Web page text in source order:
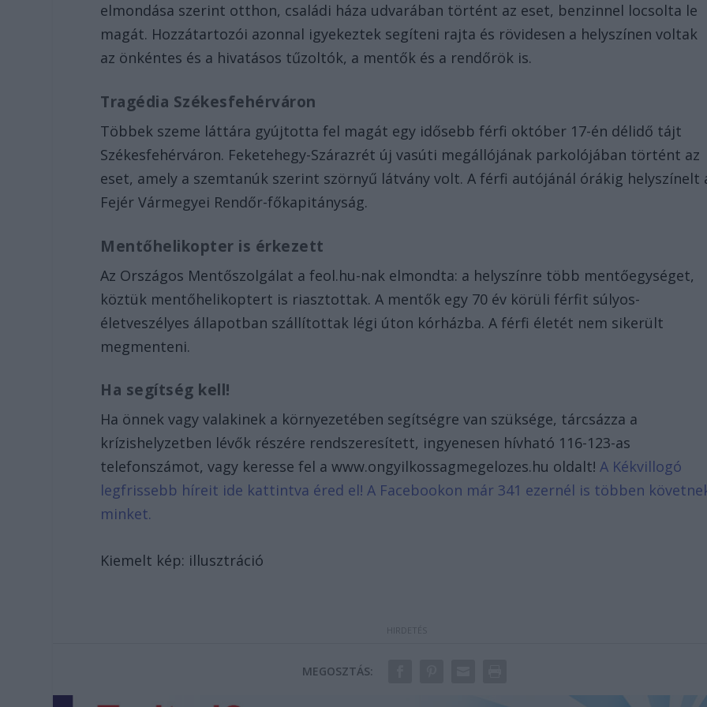
elmondása szerint otthon, családi háza udvarában történt az eset, benzinnel locsolta le
magát. Hozzátartozói azonnal igyekeztek segíteni rajta és rövidesen a helyszínen voltak
az önkéntes és a hivatásos tűzoltók, a mentők és a rendőrök is.
Tragédia Székesfehérváron
Többek szeme láttára gyújtotta fel magát egy idősebb férfi október 17-én délidő tájt
Székesfehérváron. Feketehegy-Szárazrét új vasúti megállójának parkolójában történt az
eset, amely a szemtanúk szerint szörnyű látvány volt. A férfi autójánál órákig helyszínelt
Fejér Vármegyei Rendőr-főkapitányság.
Mentőhelikopter is érkezett
Az Országos Mentőszolgálat a feol.hu-nak elmondta: a helyszínre több mentőegységet,
köztük mentőhelikoptert is riasztottak. A mentők egy 70 év körüli férfit súlyos-
életveszélyes állapotban szállítottak légi úton kórházba. A férfi életét nem sikerült
megmenteni.
Ha segítség kell!
Ha önnek vagy valakinek a környezetében segítségre van szüksége, tárcsázza a
krízishelyzetben lévők részére rendszeresített, ingyenesen hívható 116-123-as
telefonszámot, vagy keresse fel a www.ongyilkossagmegelozes.hu oldalt!A Kékvillogó
legfrissebb híreit ide kattintva éred el! A Facebookon már 341 ezernél is többen
minket.
Kiemelt kép: illusztráció
MEGOSZTÁS: